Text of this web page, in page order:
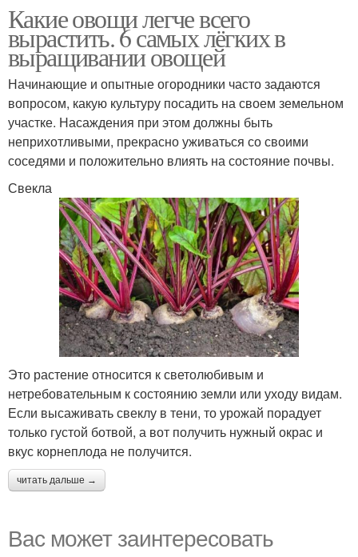
Какие овощи легче всего
вырастить. 6 самых лёгких в
выращивании овощей
Начинающие и опытные огородники часто задаются
вопросом, какую культуру посадить на своем земельном
участке. Насаждения при этом должны быть
неприхотливыми, прекрасно уживаться со своими
соседями и положительно влиять на состояние почвы.
Свекла
Это растение относится к светолюбивым и
нетребовательным к состоянию земли или уходу видам.
Если высаживать свеклу в тени, то урожай порадует
только густой ботвой, а вот получить нужный окрас и
вкус корнеплода не получится.
читать дальше →
Вас может заинтересовать